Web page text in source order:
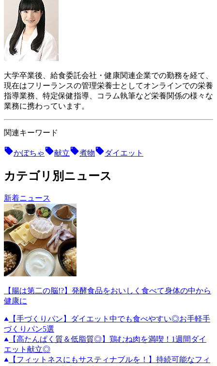
大学卒業後、給食委託会社・健康関連企業での勤務を経て、
現在はフリーランスの管理栄養士としてオンラインでの栄養
指導業務、特定保健指導、コラム執筆など栄養関係の様々な
業務に携わっています。
関連キーワード
かぼちゃ 献立 煮物 ダイエット
カテゴリ別ニュース
新着ニュース
【腸は第二の脳!?】発酵食品をおいしく食べて身体の中から
健康に
【手づくりパン】ダイエット中でも食べやすい◎お手軽手
づくりパン5選
【高たんぱく質＆低脂質◎】鶏むね肉を満喫！1週間ダイ
エット献立◎
【フィットネスにもサスティナブルを！】持続可能なフィ